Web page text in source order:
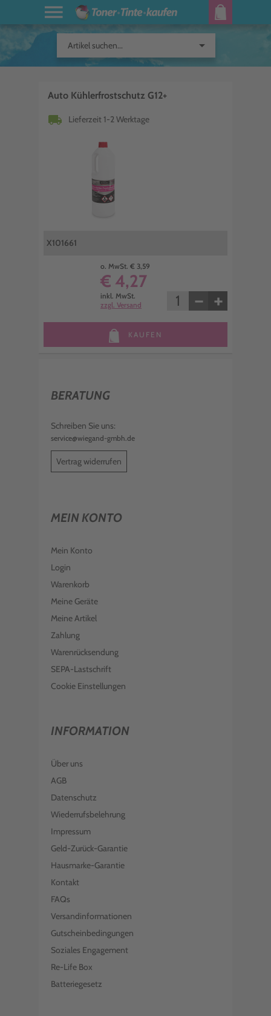
Artikel suchen... arrow_drop_down
Auto Kühlerfrostschutz G12+
local_shipping Lieferzeit 1-2 Werktage
X101661
o. MwSt. € 3,59
€ 4,27
inkl. MwSt.
zzgl. Versand
− +
KAUFEN
BERATUNG
Schreiben Sie uns:
service@wiegand-gmbh.de
Vertrag widerrufen
MEIN KONTO
Mein Konto
Login
Warenkorb
Meine Geräte
Meine Artikel
Zahlung
Warenrücksendung
SEPA-Lastschrift
Cookie Einstellungen
INFORMATION
Über uns
AGB
Datenschutz
Wiederrufsbelehrung
Impressum
Geld-Zurück-Garantie
Hausmarke-Garantie
Kontakt
FAQs
Versandinformationen
Gutscheinbedingungen
Soziales Engagement
Re-Life Box
Batteriegesetz